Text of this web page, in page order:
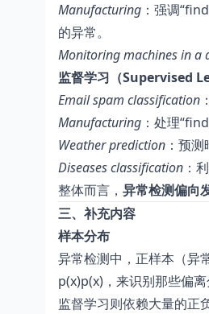
Manufacturing ：强调
的异常。
Monitoring machines in a
监督学习（Supervised
Email spam classification
Manufacturing ：处理
Weather prediction ：预
Diseases classification ：
整体而言， 异常检测偏向
三、补充内容
样本分布
异常检测中，正样本（异
p(x)p(x)，来识别那些偏离
监督学习则依赖大量的正